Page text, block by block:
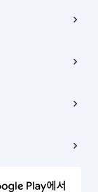
트리빌딩) B동 5층
층 미소
게 있습니다.